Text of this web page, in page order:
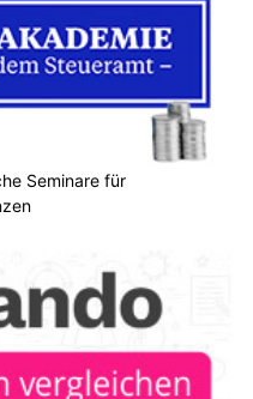
Seminare für